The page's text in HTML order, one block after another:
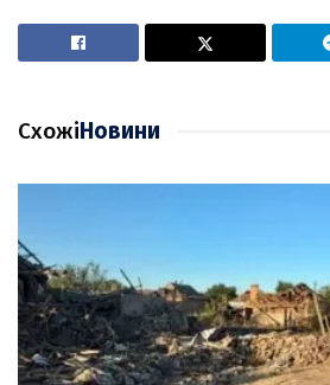
СхожіНовини